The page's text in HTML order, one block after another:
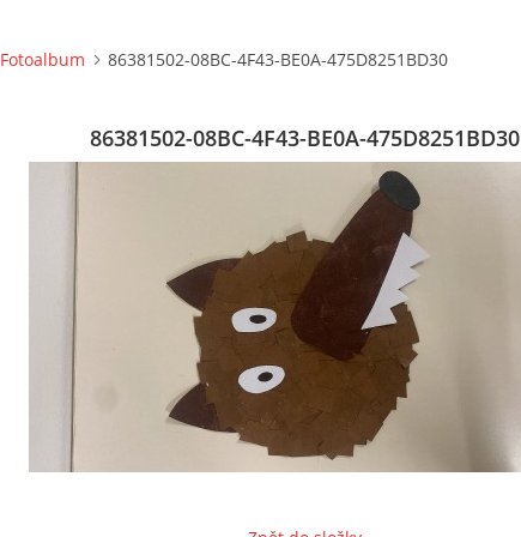
Fotoalbum 86381502-08BC-4F43-BE0A-475D8251BD30
86381502-08BC-4F43-BE0A-475D8251BD30